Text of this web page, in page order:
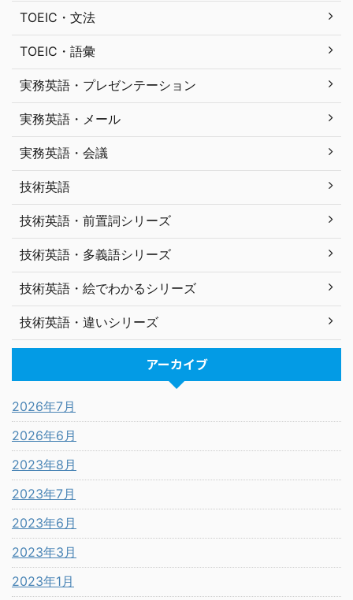
TOEIC・文法
TOEIC・語彙
実務英語・プレゼンテーション
実務英語・メール
実務英語・会議
技術英語
技術英語・前置詞シリーズ
技術英語・多義語シリーズ
技術英語・絵でわかるシリーズ
技術英語・違いシリーズ
アーカイブ
2026年7月
2026年6月
2023年8月
2023年7月
2023年6月
2023年3月
2023年1月